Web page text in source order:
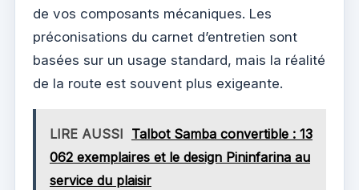
de vos composants mécaniques. Les
préconisations du carnet d’entretien sont
basées sur un usage standard, mais la réalité
de la route est souvent plus exigeante.
LIRE AUSSI Talbot Samba convertible : 13
062 exemplaires et le design Pininfarina au
service du plaisir